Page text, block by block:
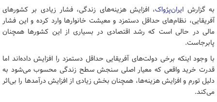
به گزارش ایران‌پژواک، افزایش هزینه‌های زندگی، فشار زیادی بر کشورهای
آفریقایی، نظام‌های حداقل دستمزد و معیشت خانوارها وارد کرده و این فشار
مالی در حالی است که رشد اقتصادی در بسیاری از این کشورها همچنان
پابرجاست.
با وجود اینکه برخی دولت‌های آفریقایی حداقل دستمزد را افزایش داده‌اند اما
قدرت خرید واقعی که معیار اصلی سنجش سطح زندگی محسوب می‌شود به
دلیل تورم و افزایش هزینه‌ها، همچنان بخش زیادی از افزایش درآمدها را بی‌اثر
می‌کند.